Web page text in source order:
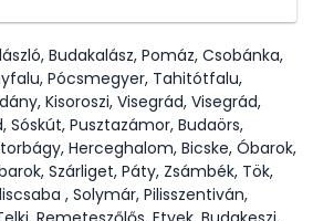
Budakalász, Pomáz, Csobánka,
Pócsmegyer, Tahitótfalu,
Kisoroszi, Visegrád, Visegrád,
Sóskút, Pusztazámor, Budaörs,
Herceghalom, Bicske, Óbarok,
Szárliget, Páty, Zsámbék, Tök,
, Solymár, Pilisszentiván,